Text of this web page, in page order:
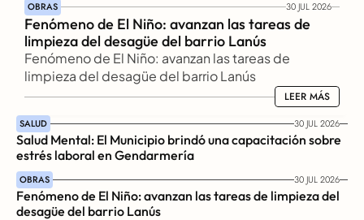
OBRAS 30 JUL 2026
Fenómeno de El Niño: avanzan las tareas de
limpieza del desagüe del barrio Lanús
Fenómeno de El Niño: avanzan las tareas de
limpieza del desagüe del barrio Lanús
LEER MÁS
LEER MÁS
SALUD 30 JUL 2026
Salud Mental: El Municipio brindó una capacitación sobre
estrés laboral en Gendarmería
OBRAS 30 JUL 2026
Fenómeno de El Niño: avanzan las tareas de limpieza del
desagüe del barrio Lanús